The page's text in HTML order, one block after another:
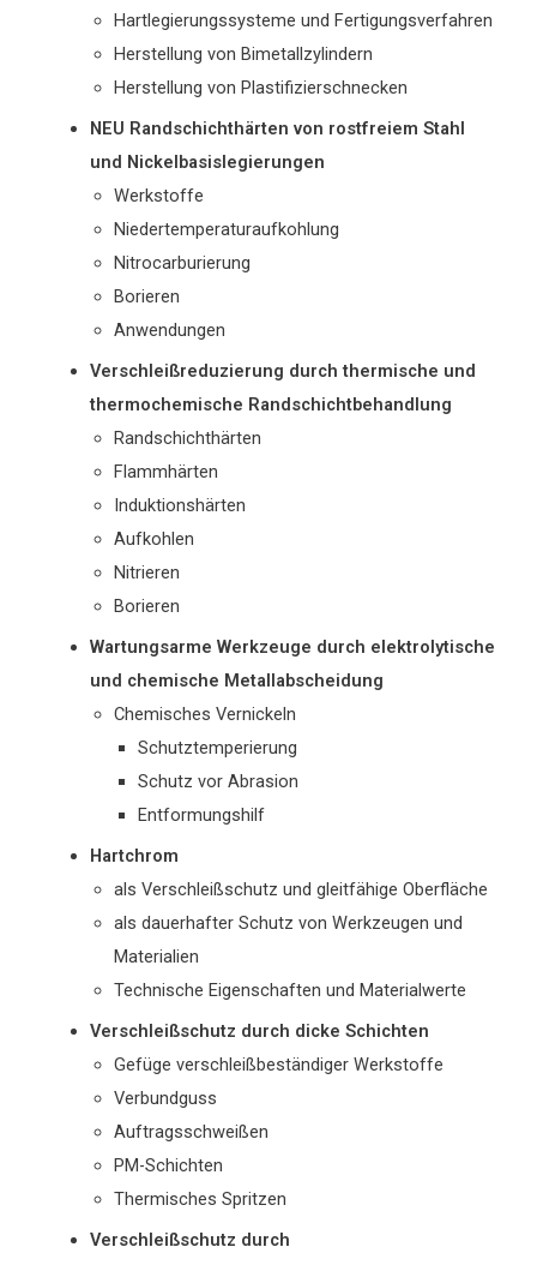
Hartlegierungssysteme und Fertigungsverfahren
Herstellung von Bimetallzylindern
Herstellung von Plastifizierschnecken
NEU Randschichthärten von rostfreiem Stahl
und Nickelbasislegierungen
Werkstoffe
Niedertemperaturaufkohlung
Nitrocarburierung
Borieren
Anwendungen
Verschleißreduzierung durch thermische und
thermochemische Randschichtbehandlung
Randschichthärten
Flammhärten
Induktionshärten
Aufkohlen
Nitrieren
Borieren
Wartungsarme Werkzeuge durch elektrolytische
und chemische Metallabscheidung
Chemisches Vernickeln
Schutztemperierung
Schutz vor Abrasion
Entformungshilf
Hartchrom
als Verschleißschutz und gleitfähige Oberfläche
als dauerhafter Schutz von Werkzeugen und
Materialien
Technische Eigenschaften und Materialwerte
Verschleißschutz durch dicke Schichten
Gefüge verschleißbeständiger Werkstoffe
Verbundguss
Auftragsschweißen
PM-Schichten
Thermisches Spritzen
Verschleißschutz durch